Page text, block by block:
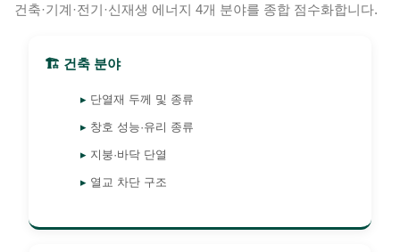
건축·기계·전기·신재생 에너지 4개 분야를 종합 점수화합니다.
🏗️ 건축 분야
단열재 두께 및 종류
창호 성능·유리 종류
지붕·바닥 단열
열교 차단 구조